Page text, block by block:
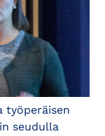
työperäisen
seudulla